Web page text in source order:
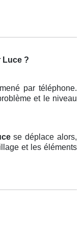
Luce ?
par téléphone.
et le niveau
se déplace alors,
et les éléments